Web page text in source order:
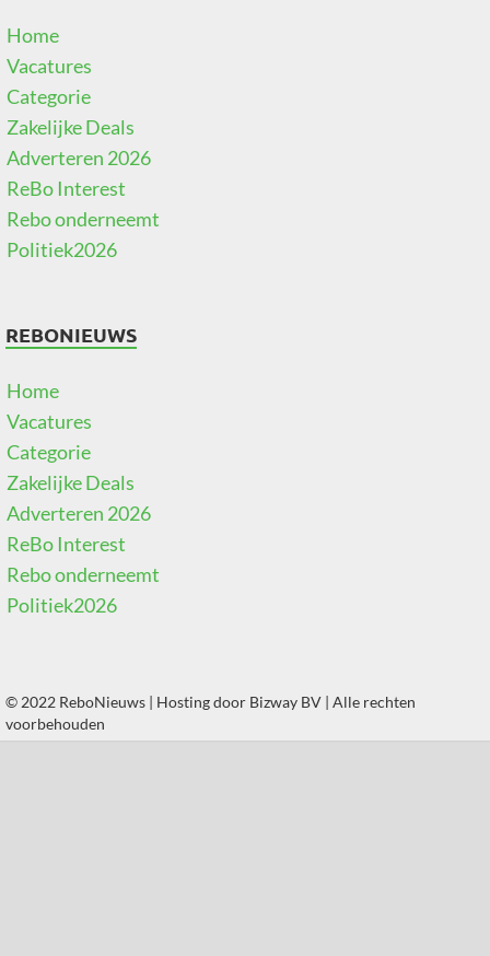
Home
Vacatures
Categorie
Zakelijke Deals
Adverteren 2026
ReBo Interest
Rebo onderneemt
Politiek2026
REBONIEUWS
Home
Vacatures
Categorie
Zakelijke Deals
Adverteren 2026
ReBo Interest
Rebo onderneemt
Politiek2026
© 2022 ReboNieuws | Hosting door Bizway BV | Alle rechten
voorbehouden